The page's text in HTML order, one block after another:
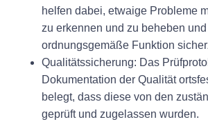
helfen dabei, etwaige Probleme
zu erkennen und zu beheben
ordnungsgemäße Funktion
Qualitätssicherung: Das
Dokumentation der Qualität
belegt, dass diese von den
geprüft und zugelassen wurden.